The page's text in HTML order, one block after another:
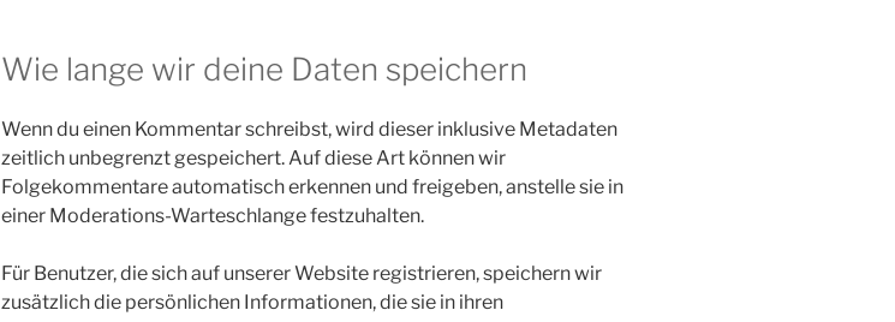
Wie lange wir deine Daten speichern
Wenn du einen Kommentar schreibst, wird dieser inklusive Metadaten
zeitlich unbegrenzt gespeichert. Auf diese Art können wir
Folgekommentare automatisch erkennen und freigeben, anstelle sie in
einer Moderations-Warteschlange festzuhalten.
Für Benutzer, die sich auf unserer Website registrieren, speichern wir
zusätzlich die persönlichen Informationen, die sie in ihren